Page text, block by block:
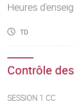
Heures
TD
Contrôle
SESSION 1 CC